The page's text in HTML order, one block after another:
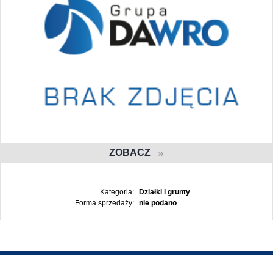
ZOBACZ
Kategoria:
Działki i grunty
Forma sprzedaży:
nie podano